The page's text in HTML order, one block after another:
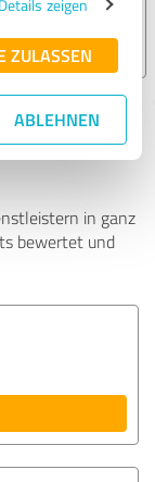
Details zeigen
ZULASSEN
ABLEHNEN
- mit
in ganz
bewertet und